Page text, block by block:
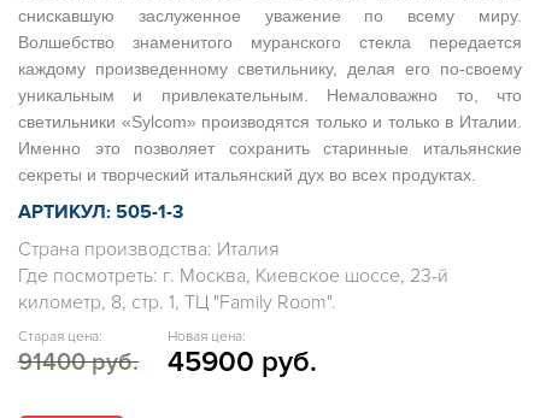
снискавшую заслуженное уважение по всему миру.
Волшебство знаменитого муранского стекла передается
каждому произведенному светильнику, делая его по-своему
уникальным и привлекательным. Немаловажно то, что
светильники «Sylcom» производятся только и только в Италии.
Именно это позволяет сохранить старинные итальянские
секреты и творческий итальянский дух во всех продуктах.
АРТИКУЛ: 505-1-3
Страна производства: Италия
Где посмотреть: г. Москва, Киевское шоссе, 23-й
километр, 8, стр. 1, ТЦ "Family Room".
Старая цена:
91400 руб.
Новая цена:
45900 руб.